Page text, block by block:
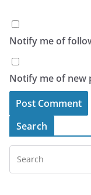
Notify me of
Notify me of new
Search